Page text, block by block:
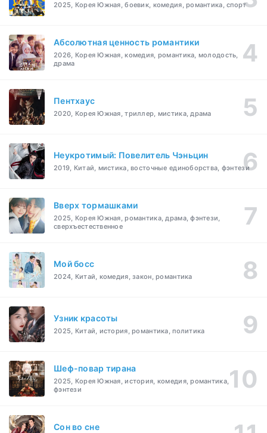
2025, Корея Южная, боевик, комедия, романтика, спорт
Абсолютная ценность романтики
2026, Корея Южная, комедия, романтика, молодость,
драма
Пентхаус
2020, Корея Южная, триллер, мистика, драма
Неукротимый: Повелитель Чэньцин
2019, Китай, мистика, восточные единоборства, фэнтези
Вверх тормашками
2025, Корея Южная, романтика, драма, фэнтези,
сверхъестественное
Мой босс
2024, Китай, комедия, закон, романтика
Узник красоты
2025, Китай, история, романтика, политика
Шеф-повар тирана
2025, Корея Южная, история, комедия, романтика,
фэнтези
Cон во сне